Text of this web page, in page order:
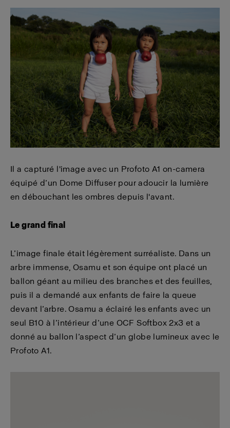
Il a capturé l'image avec un Profoto A1 on-camera
équipé d’un Dome Diffuser pour adoucir la lumière
en débouchant les ombres depuis l'avant.
Le grand final
L’image finale était légèrement surréaliste. Dans un
arbre immense, Osamu et son équipe ont placé un
ballon géant au milieu des branches et des feuilles,
puis il a demandé aux enfants de faire la queue
devant l’arbre. Osamu a éclairé les enfants avec un
seul B10 à l’intérieur d’une OCF Softbox 2x3 et a
donné au ballon l’aspect d’un globe lumineux avec le
Profoto A1.